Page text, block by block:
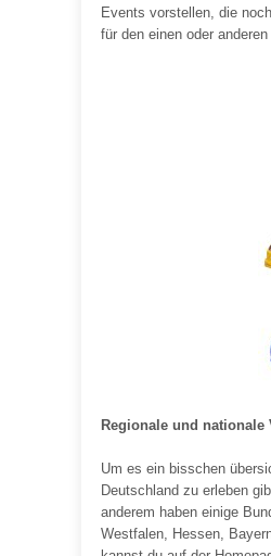
Events vorstellen, die
für den einen oder
Regionale und nationale
Um es ein bisschen
Deutschland zu erleben
anderem haben einige
Westfalen, Hessen,